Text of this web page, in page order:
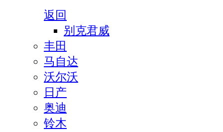
返回
别克君威
丰田
马自达
沃尔沃
日产
奥迪
铃木